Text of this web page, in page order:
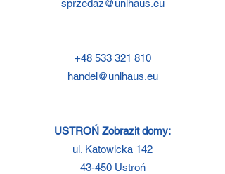
sprzedaz@unihaus.eu
+48 533 321 810
handel@unihaus.eu
USTROŃ Zobrazit domy:
ul. Katowicka 142
43-450 Ustroń